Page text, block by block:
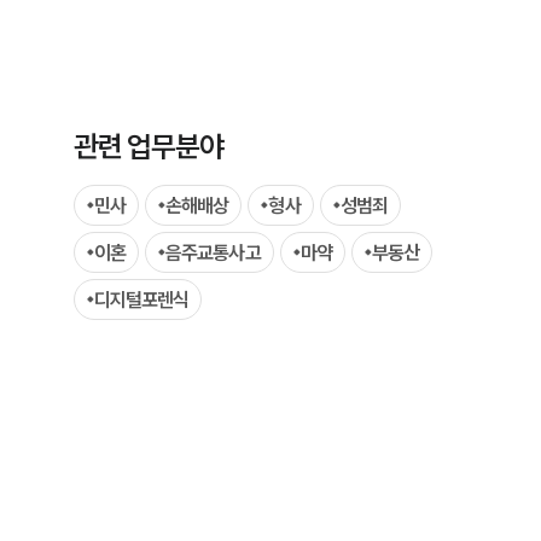
팀소개
팀소개
관련 업무분야
민사 손해배상 형사
성범죄
이혼
음주교통사고 마약
부동산
디지털포렌식